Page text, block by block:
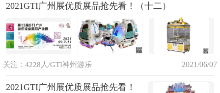
2021GTI广州展优质展品抢先看！（十二）
关注：4228人/GTI神州游乐 2021/06/07
2021GTI广州展优质展品抢先看！